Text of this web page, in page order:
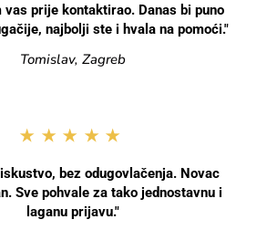
vas prije kontaktirao. Danas bi puno
najbolji ste i hvala na pomoći."
Tomislav, Zagreb
★★★★★
bez odugovlačenja. Novac
Sve pohvale za tako jednostavnu i
laganu prijavu."